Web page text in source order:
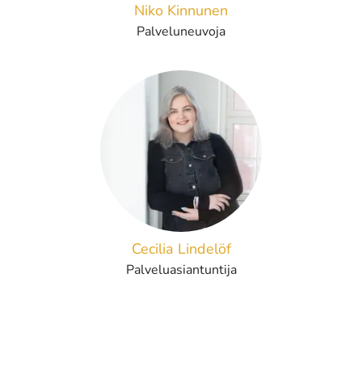
Niko Kinnunen
Palveluneuvoja
Cecilia Lindelöf
Palveluasiantuntija